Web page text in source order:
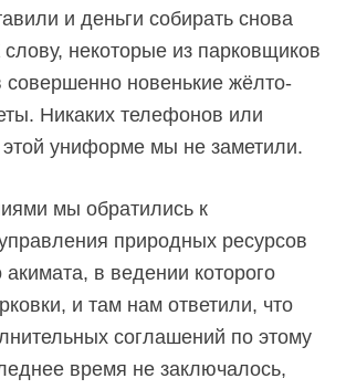
и деньги собирать снова
некоторые из парковщиков
новенькие жёлто-
Никаких телефонов или
этой униформе мы не заметили.
мы обратились к
природных ресурсов
акимата, в ведении которого
и там нам ответили, что
соглашений по этому
время не заключалось,